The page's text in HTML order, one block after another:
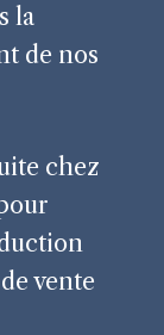
la
de nos
chez
vente